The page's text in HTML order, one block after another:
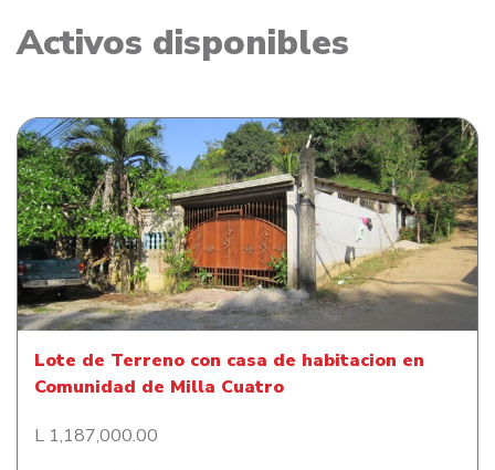
Activos disponibles
Lote de Terreno con casa de habitacion en Comunidad
de Milla Cuatro
Lote de Terreno con casa de habitacion en
Comunidad de Milla Cuatro
L 1,187,000.00